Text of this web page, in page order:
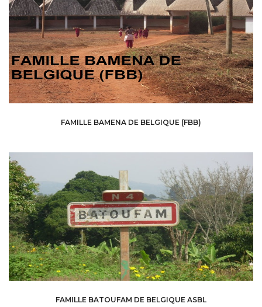
FAMILLE BAMENA DE BELGIQUE (FBB)
FAMILLE BATOUFAM DE BELGIQUE ASBL